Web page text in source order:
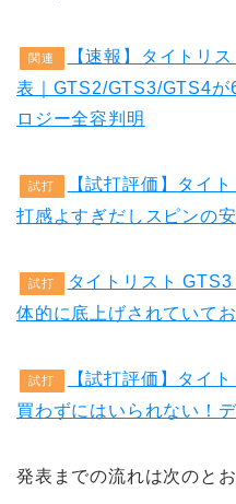
関連
【速報】タイトリ
表｜GTS2/GTS3/GTS4が
ロジー全容判明
試打
【試打評価】タイ
打感よすぎだしスピンの
試打
タイトリスト
体的に底上げされていて
試打
【試打評価】タイ
買わずにはいられない！
発表までの流れは次のとお